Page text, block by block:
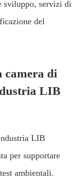
sviluppo, servizi di
del
camera di
LIB
LIB
per supportare
ambientali.